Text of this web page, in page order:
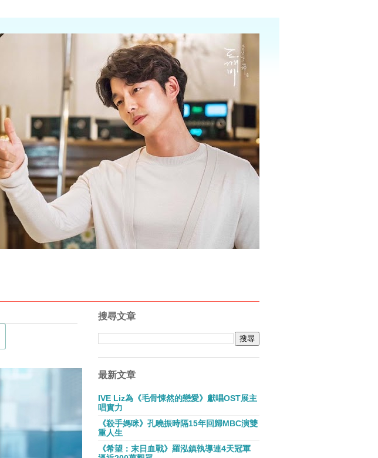
搜尋文章
最新文章
IVE Liz為《毛骨悚然的戀愛》獻唱OST展主
唱實力
《殺手媽咪》孔曉振時隔15年回歸MBC演雙
重人生
《希望：末日血戰》羅泓鎮執導連4天冠軍